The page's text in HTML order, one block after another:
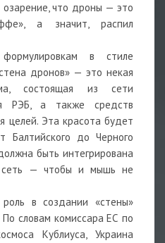
что дроны — это
а значит, распил
в стиле
дронов» — это некая
состоящая из сети
РЭБ, а также средств
целей. Эта красота будет
Балтийского до Черного
быть интегрирована
— чтобы и мышь не
в создании «стены»
словам комиссара ЕС по
Кублиуса, Украина